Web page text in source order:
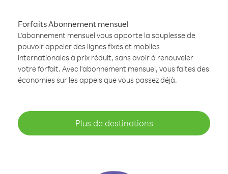
Forfaits Abonnement mensuel
L'abonnement mensuel vous apporte la souplesse de
pouvoir appeler des lignes fixes et mobiles
internationales à prix réduit, sans avoir à renouveler
votre forfait. Avec l'abonnement mensuel, vous faites des
économies sur les appels que vous passez déjà.
Plus de destinations